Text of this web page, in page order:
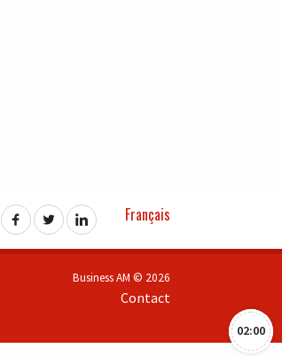
02:00
Français
Business AM © 2026
Contact